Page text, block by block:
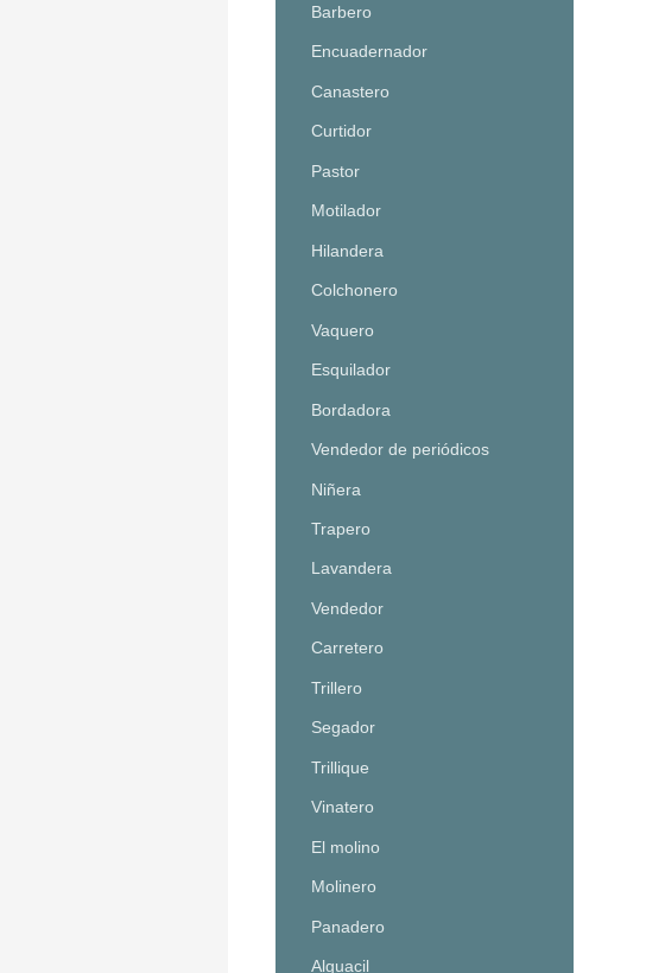
Barbero
Encuadernador
Canastero
Curtidor
Pastor
Motilador
Hilandera
Colchonero
Vaquero
Esquilador
Bordadora
Vendedor de periódicos
Niñera
Trapero
Lavandera
Vendedor
Carretero
Trillero
Segador
Trillique
Vinatero
El molino
Molinero
Panadero
Alguacil